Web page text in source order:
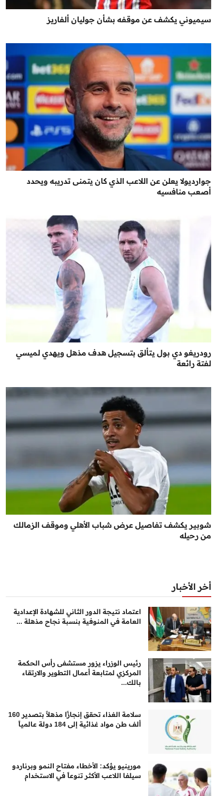
سيميوني يكشف عن موقفه بشأن جوليان ألفاريز
جوارديولا يعلن عن اللاعب الذي كان يتمنى تدريبه ويحدد
أصعب منافسيه
رودريغو دي بول يتألق بتسجيل هدف مذهل ويهدي لميسي
لفتة رائعة
شوبير يكشف تفاصيل عرض شباب الأهلي وموقف الزمالك
من رحيله
أخر الأخبار
اعتماد نتيجة الدور الثاني للشهادة الإعدادية
العامة في المنوفية بنسبة نجاح مذهلة ...
رئيس الوزراء يزور مستشفى رأس الحكمة
المركزي لمتابعة أعمال التطوير والارتقاء
بالك...
سلامة الغذاء تحقق إنجازًا مذهلاً بتصدير 160
ألف طن مواد غذائية إلى 184 دولة عالمياً
مورينيو يؤكد: الأخطاء مفتاح النمو وبرناردو
سيلفا اللاعب الأكثر تنوعاً في الاستخدام